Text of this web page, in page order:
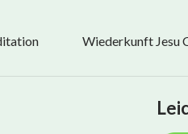
Wiederkunft Jesu